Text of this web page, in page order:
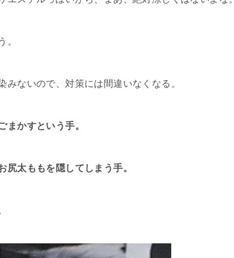
。
ないので、対策には間違いなくなる。
まかすという手。
尻太ももを隠してしまう手。